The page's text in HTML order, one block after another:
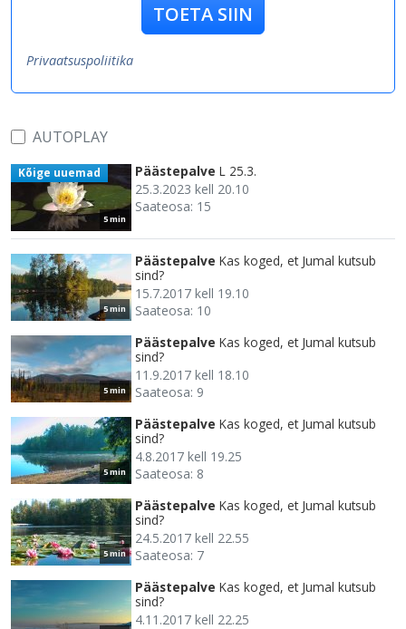
TOETA SIIN
Privaatsuspoliitika
AUTOPLAY
5 min
Kõige uuemad Päästepalve L 25.3.
25.3.2023 kell 20.10
Saateosa: 15
5 min
Päästepalve Kas koged, et Jumal kutsub
sind?
15.7.2017 kell 19.10
Saateosa: 10
5 min
Päästepalve Kas koged, et Jumal kutsub
sind?
11.9.2017 kell 18.10
Saateosa: 9
5 min
Päästepalve Kas koged, et Jumal kutsub
sind?
4.8.2017 kell 19.25
Saateosa: 8
5 min
Päästepalve Kas koged, et Jumal kutsub
sind?
24.5.2017 kell 22.55
Saateosa: 7
Päästepalve Kas koged, et Jumal kutsub
sind?
4.11.2017 kell 22.25